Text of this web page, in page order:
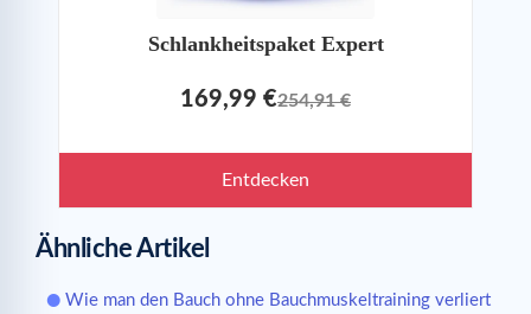
Schlankheitspaket Expert
169,99 €254,91 €
Entdecken
Ähnliche Artikel
Wie man den Bauch ohne Bauchmuskeltraining verliert